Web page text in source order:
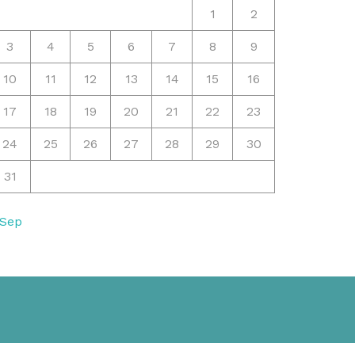
1 2
3 4 5 6 7 8 9
10 11 12 13 14 15 16
17 18 19 20 21 22 23
24 25 26 27 28 29 30
31